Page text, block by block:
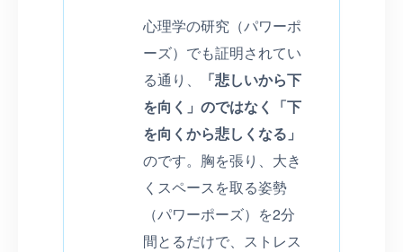
心理学の研究（パワーポ
ーズ）でも証明されてい
る通り、
「悲しいから下
を向く」のではなく「下
を向くから悲しくなる」
のです。胸を張り、大き
くスペースを取る姿勢
（パワーポーズ）を2分
間とるだけで、ストレス